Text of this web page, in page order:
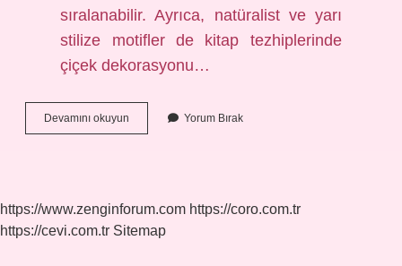
sıralanabilir. Ayrıca, natüralist ve yarı
stilize motifler de kitap tezhiplerinde
çiçek dekorasyonu…
Devamını okuyun Hayvansal
Motifler
Yorum Bırak
https://www.zenginforum.com https://coro.com.tr
https://cevi.com.tr Sitemap